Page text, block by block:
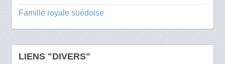
Famille royale suédoise
LIENS "DIVERS"